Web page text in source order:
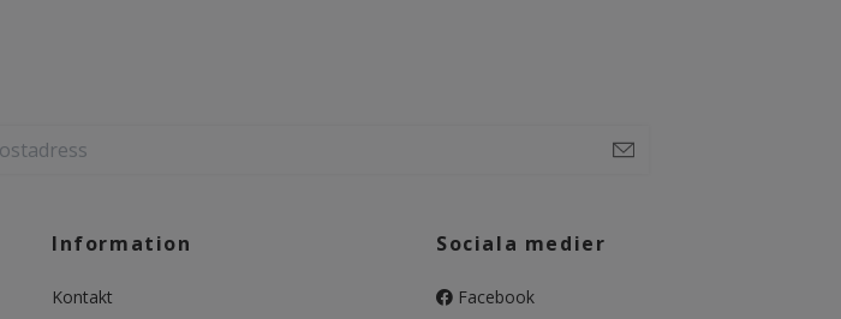
Information
Kontakt
Sociala medier
Facebook